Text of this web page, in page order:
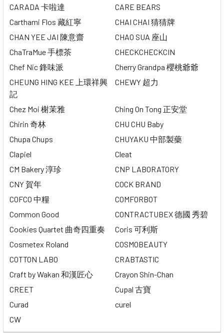
CARADA 卡啦達
CARE BEARS
Carthami Flos 藏紅寧
CHAI CHAI 猜猜牌
CHAN YEE JAI 陳意齋
CHAO SUA 座山
ChaTraMue 手標茶
CHECKCHECKCIN
Chef Nic 鋒味派
Cherry Grandpa 櫻桃爺爺
CHEUNG HING KEE 上環祥興
記
CHEWY 超力
Chez Moi 榭茉雅
Ching On Tong 正安堂
Chirin 奇林
CHU CHU Baby
Chupa Chups
CHUYAKU 中部製藥
Clapiel
Cleat
CM Bakery 淳珍
CNP LABORATORY
CNY 賀年
COCK BRAND
COFCO 中糧
COMFORBOT
Common Good
CONTRACTUBEX 德國 秀碧
Cookies Quartet 曲奇四重奏
Coris 可利斯
Cosmetex Roland
COSMOBEAUTY
COTTON LABO
CRABTASTIC
Craft by Wakan 和漢匠心
Crayon Shin-Chan
CREET
Cupal 古寶
Curad
curel
CW